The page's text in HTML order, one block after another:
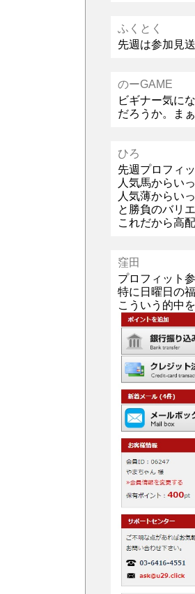
ふくとく
先週は参加見
のーGAME
ビギナー気に
だろうか。ま
ひろ
先週プロフィ
人気馬からい
人気薄からい
と勝負のバリ
これだから高
窪田
プロフィット
特に日曜日の
こういう的中